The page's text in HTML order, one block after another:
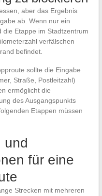
aber das Ergebnis
ab. Wenn nur ein
die Etappe im Stadtzentrum
verfälschen
befindet.
sollte die Eingabe
Straße, Postleitzahl)
ermöglicht die
des Ausgangspunkts
Etappen müssen
und
für eine
Strecken mit mehreren